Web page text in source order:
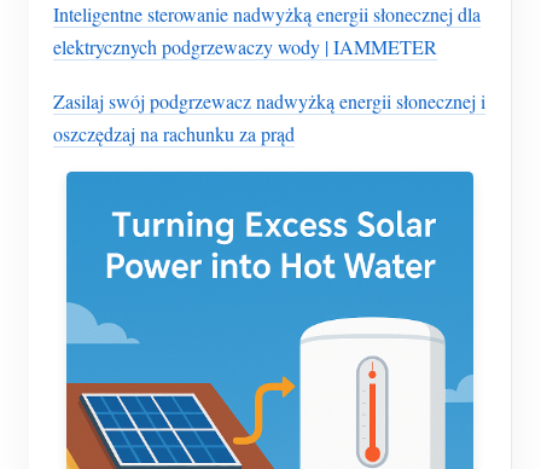
Inteligentne sterowanie nadwyżką energii słonecznej dla
elektrycznych podgrzewaczy wody | IAMMETER
Zasilaj swój podgrzewacz nadwyżką energii słonecznej i
oszczędzaj na rachunku za prąd